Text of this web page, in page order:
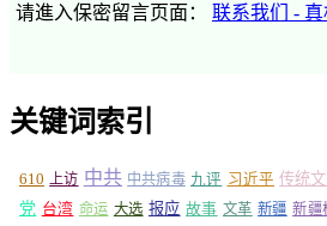
请進入保密留言页面： 联系我们 - 真
关键词索引
610 上访 中共 中共病毒 九评 习近平 传统
党 台湾 命运 大选 报应 故事 文革 新疆 新疆